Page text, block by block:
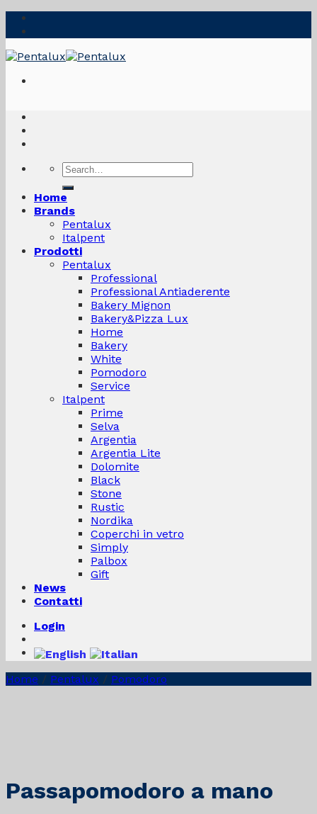
Skip
Search
for:
Home
Brands
Pentalux
Italpent
Prodotti
Pentalux
Professional
Professional Antiaderente
Bakery Mignon
Bakery&Pizza Lux
Home
Bakery
White
Pomodoro
Service
Italpent
Prime
Selva
Argentia
Argentia Lite
Dolomite
Black
Stone
Rustic
Nordika
Coperchi in vetro
Simply
Palbox
Gift
News
Contatti
Login
Home / Pentalux / Pomodoro
Passapomodoro a mano